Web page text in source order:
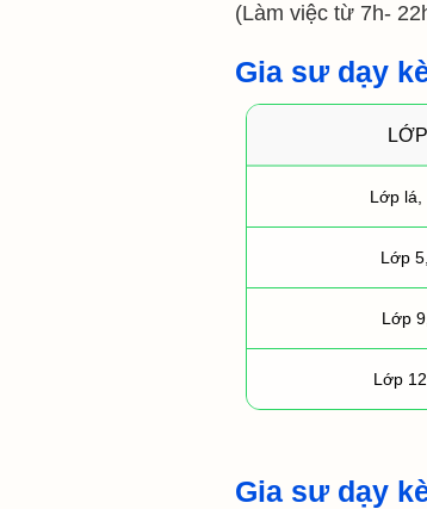
(Làm việc từ 7h-
Gia sư dạy
Lớp lá,
Lớp
Lớp
Lớp
Gia sư dạy